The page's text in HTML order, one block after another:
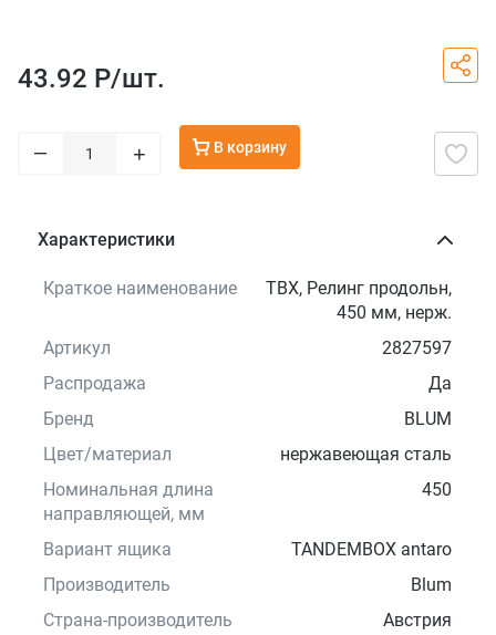
43.92 Р/шт.
– + В корзину
Характеристики
Краткое наименование
TBX, Релинг продольн,
450 мм, нерж.
Артикул
2827597
Распродажа
Да
Бренд
BLUM
Цвет/материал
нержавеющая сталь
Номинальная длина
направляющей, мм
450
Вариант ящика
TANDEMBOX antaro
Производитель
Blum
Страна-производитель
Австрия